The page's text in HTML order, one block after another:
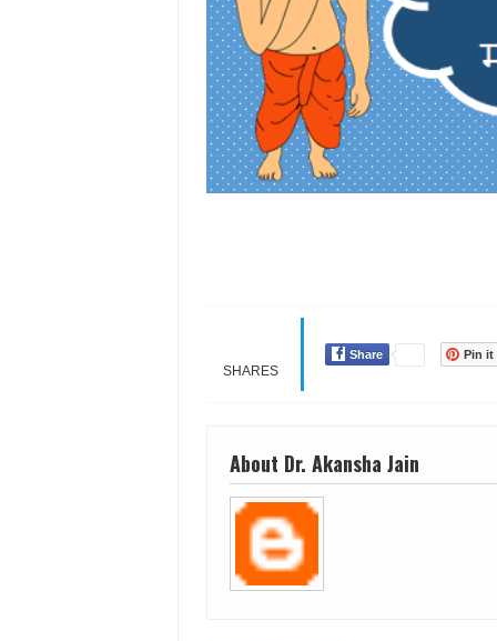
SHARES
Share Pin it
About Dr. Akansha Jain